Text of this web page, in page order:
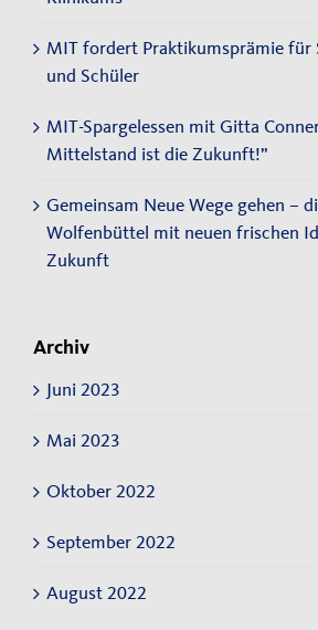
MIT fordert Praktikumsprämie für
und Schüler
MIT-Spargelessen mit Gitta
Mittelstand ist die Zukunft!”
Gemeinsam Neue Wege gehen –
Wolfenbüttel mit neuen frischen
Zukunft
Archiv
Juni 2023
Mai 2023
Oktober 2022
September 2022
August 2022